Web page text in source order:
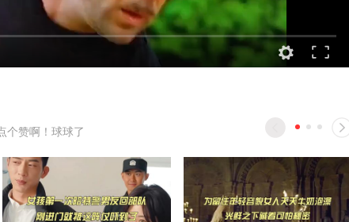
个赞啊！球球了